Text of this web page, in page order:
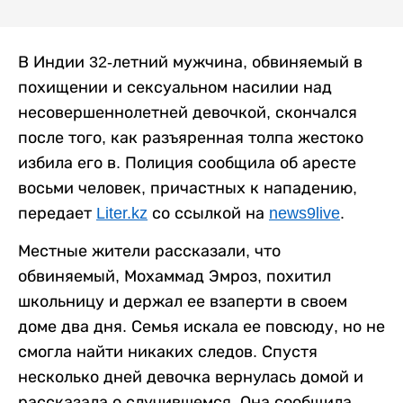
В Индии 32-летний мужчина, обвиняемый в
похищении и сексуальном насилии над
несовершеннолетней девочкой, скончался
после того, как разъяренная толпа жестоко
избила его в. Полиция сообщила об аресте
восьми человек, причастных к нападению,
передает Liter.kz со ссылкой на news9live.
Местные жители рассказали, что
обвиняемый, Мохаммад Эмроз, похитил
школьницу и держал ее взаперти в своем
доме два дня. Семья искала ее повсюду, но не
смогла найти никаких следов. Спустя
несколько дней девочка вернулась домой и